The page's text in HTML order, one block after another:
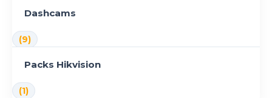
Dashcams
(9)
Packs Hikvision
(1)